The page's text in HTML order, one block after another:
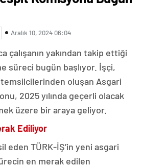
Aralık 10, 2024 06:04
çalışanın yakından takip ettiği
süreci bugün başlıyor. İşçi,
oluşan Asgari
2025 yılında geçerli olacak
üzere bir araya geliyor.
Ediliyor
eden TÜRK-İŞ’in yeni asgari
en merak edilen